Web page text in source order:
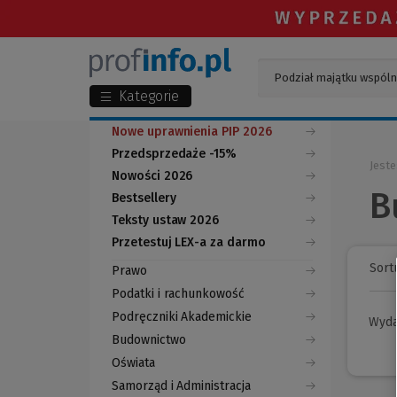
Kategorie
Nowe uprawnienia PIP 2026
Przedsprzedaże -15%
Nowości 2026
Bestsellery
Teksty ustaw 2026
Przetestuj LEX-a za darmo
(Nowe
okno)
(Link
do
innej
strony)
Prawo
Podatki i rachunkowość
Podręczniki Akademickie
Budownictwo
Oświata
Samorząd i Administracja